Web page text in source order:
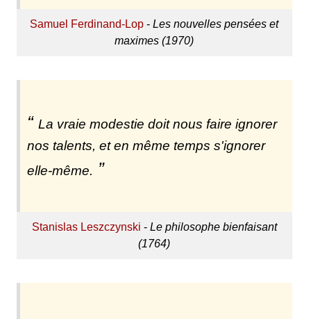
Samuel Ferdinand-Lop -Les nouvelles pensées et
maximes (1970)
La vraie modestie doit nous faire ignorer
nos talents, et en même temps s'ignorer
elle-même.
Stanislas Leszczynski - Le philosophe bienfaisant
(1764)